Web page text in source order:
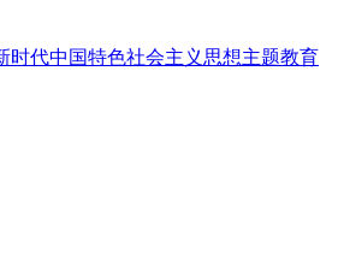
时代中国特色社会主义思想主题教育